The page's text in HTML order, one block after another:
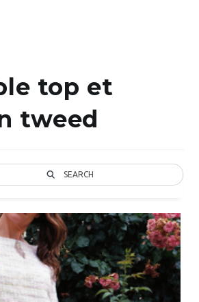
top et
tweed
SEARCH